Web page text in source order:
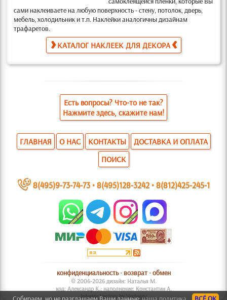
сами наклеиваете на любую поверхность- стену, потолок, дверь,
мебель, холодильник и т.п. Наклейки аналогичны дизайнам
трафаретов.
КАТАЛОГ НАКЛЕЕК ДЛЯ ДЕКОРА
Есть вопросы? Что-то не так?
Нажмите здесь, скажите нам!
ГЛАВНАЯ О НАС КОНТАКТЫ
ДОСТАВКА И ОПЛАТА
ПОИСК
~ 8(495)9-73-74-73•8(495)128-3242•8(812)425-245-1
конфиденциальность• возврат•обмен
© 2006-2026 дизайн: Наталья М.
код: Александр К.; наполнение: Константин А.
Interior Vectors by Vecteezy